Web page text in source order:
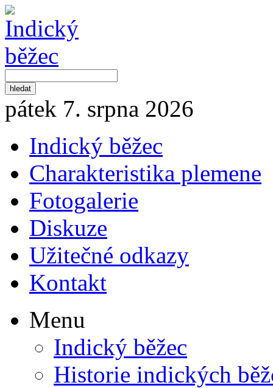
pátek 7. srpna 2026
Indický běžec
Charakteristika plemene
Fotogalerie
Diskuze
Užitečné odkazy
Kontakt
Menu
Indický běžec
Historie indických